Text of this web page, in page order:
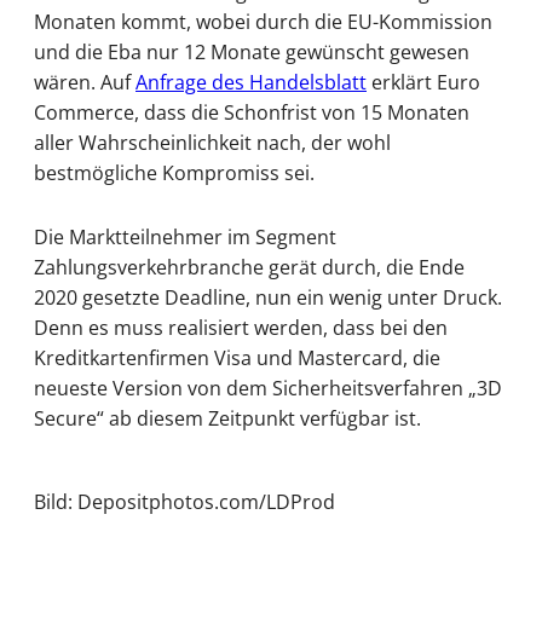
Monaten kommt, wobei durch die EU-Kommission
und die Eba nur 12 Monate gewünscht gewesen
wären. AufAnfrage des Handelsblatt erklärt Euro
Commerce, dass die Schonfrist von 15 Monaten
aller Wahrscheinlichkeit nach, der wohl
bestmögliche Kompromiss sei.
Die Marktteilnehmer im Segment
Zahlungsverkehrbranche gerät durch, die Ende
2020 gesetzte Deadline, nun ein wenig unter Druck.
Denn es muss realisiert werden, dass bei den
Kreditkartenfirmen Visa und Mastercard, die
neueste Version von dem Sicherheitsverfahren „3D
Secure“ ab diesem Zeitpunkt verfügbar ist.
Bild: Depositphotos.com/LDProd